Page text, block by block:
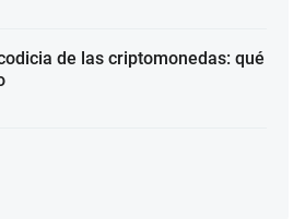
de las criptomonedas: qué